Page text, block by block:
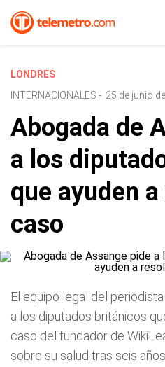
LONDRES
INTERNACIONALES - 25 de junio
Abogada de
a los
que ayuden a
caso
El equipo legal del
a los diputados británicos
caso del fundador de
sobre su salud tras seis